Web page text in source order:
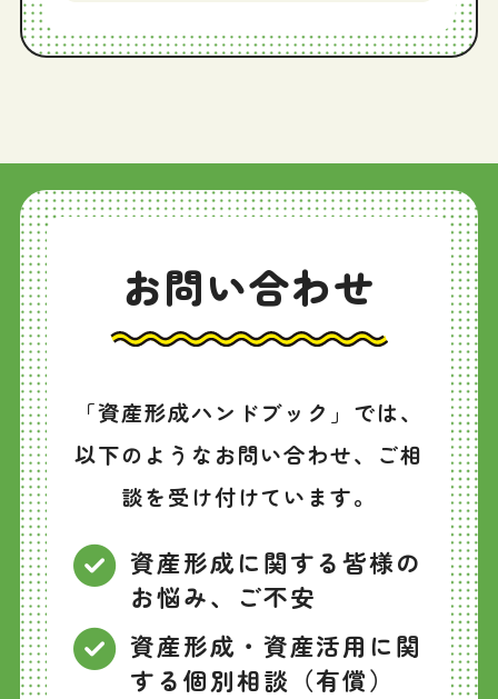
お問い合わせ
「資産形成ハンドブック」では、
以下のようなお問い合わせ、ご相
談を受け付けています。
資産形成に関する皆様の
お悩み、ご不安
資産形成・資産活用に関
する個別相談（有償）